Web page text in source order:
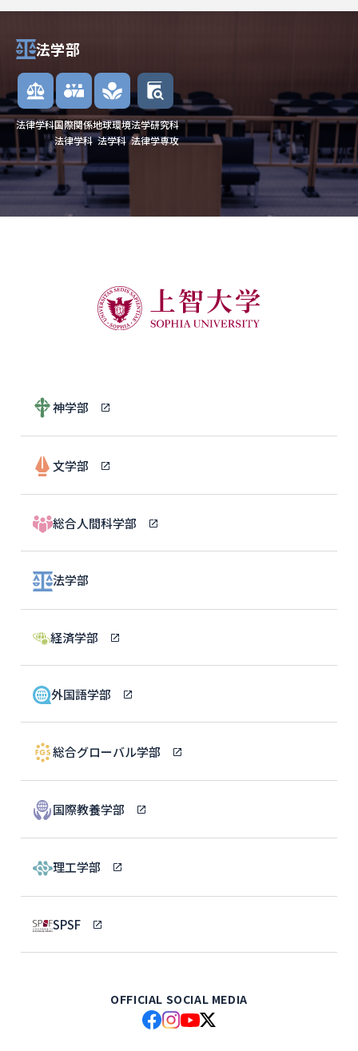
法学部
法律学科国際関係
法律学科
地球環境
法学科
法学研究科
法律学専攻
神学部
文学部
総合人間科学部
法学部
経済学部
外国語学部
総合グローバル学部
国際教養学部
理工学部
SPSF
OFFICIAL SOCIAL MEDIA